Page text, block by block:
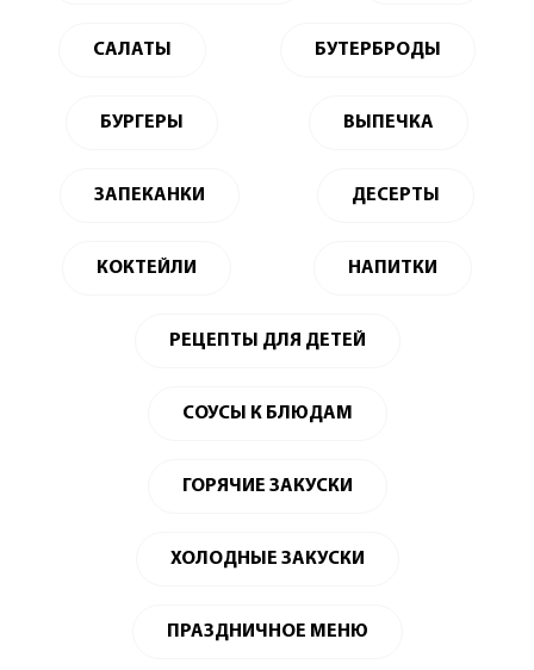
САЛАТЫ БУТЕРБРОДЫ
БУРГЕРЫ ВЫПЕЧКА
ЗАПЕКАНКИ ДЕСЕРТЫ
КОКТЕЙЛИ НАПИТКИ
РЕЦЕПТЫ ДЛЯ ДЕТЕЙ
СОУСЫ К БЛЮДАМ
ГОРЯЧИЕ ЗАКУСКИ
ХОЛОДНЫЕ ЗАКУСКИ
ПРАЗДНИЧНОЕ МЕНЮ